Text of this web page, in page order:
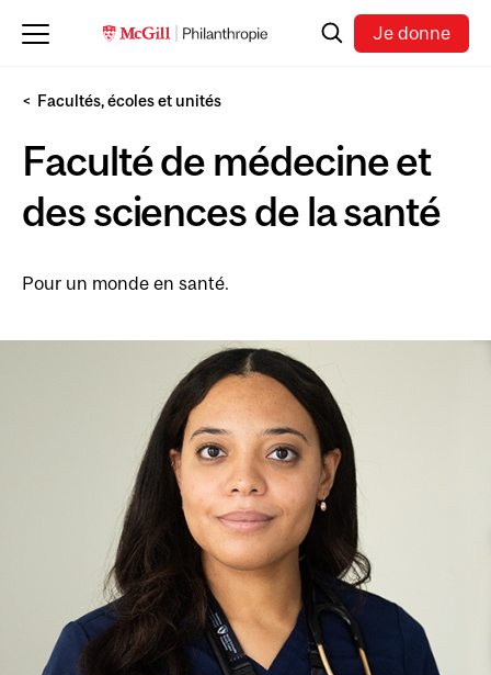
RechercheJe donne
Facultés, écoles et unités
Faculté de médecine et
des sciences de la santé
Pour un monde en santé.